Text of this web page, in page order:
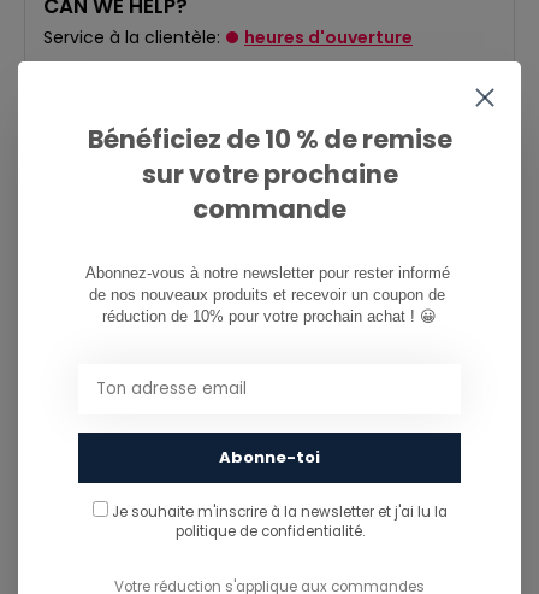
CAN WE HELP?
Service à la clientèle: heures d'ouverture
PARTAGER CE PRODUIT
TU POURRAIS AUSSI AIMER...
Bénéficiez de 10 % de remise
sur votre prochaine
commande
Abonnez-vous à notre newsletter pour rester informé
de nos nouveaux produits et recevoir un coupon de
réduction de 10% pour votre prochain achat ! 😀
Abonne-toi
Je souhaite m'inscrire à la newsletter et j'ai lu la
politique de confidentialité.
Votre réduction s'applique aux commandes